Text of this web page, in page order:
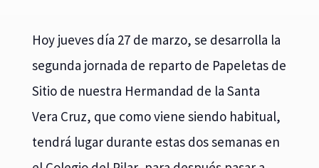
Hoy jueves día 27 de marzo, se desarrolla la
segunda jornada de reparto de Papeletas de
Sitio de nuestra Hermandad de la Santa
Vera Cruz, que como viene siendo habitual,
tendrá lugar durante estas dos semanas en